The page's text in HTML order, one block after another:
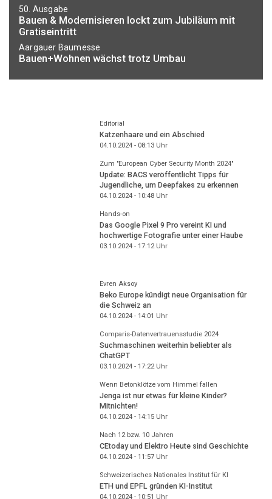
50. Ausgabe
Bauen & Modernisieren lockt zum Jubiläum mit
Gratiseintritt
Aargauer Baumesse
Bauen+Wohnen wächst trotz Umbau
Editorial
Katzenhaare und ein Abschied
04.10.2024 - 08:13Uhr
Zum "European Cyber Security Month 2024"
Update: BACS veröffentlicht Tipps für
Jugendliche, um Deepfakes zu erkennen
04.10.2024 - 10:48Uhr
Hands-on
Das Google Pixel 9 Pro vereint KI und
hochwertige Fotografie unter einer Haube
03.10.2024 - 17:12Uhr
Evren Aksoy
Beko Europe kündigt neue Organisation für
die Schweiz an
04.10.2024 - 14:01 Uhr
Comparis-Datenvertrauensstudie 2024
Suchmaschinen weiterhin beliebter als
ChatGPT
03.10.2024 - 17:22Uhr
Wenn Betonklötze vom Himmel fallen
Jenga ist nur etwas für kleine Kinder?
Mitnichten!
04.10.2024 - 14:15Uhr
Nach 12 bzw. 10 Jahren
CEtoday und Elektro Heute sind Geschichte
04.10.2024 - 11:57Uhr
Schweizerisches Nationales Institut für KI
ETH und EPFL gründen KI-Institut
04.10.2024 - 10:51 Uhr